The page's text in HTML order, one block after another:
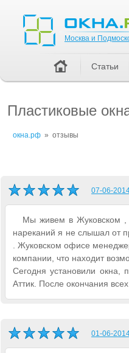
Пластиковые
окна.рф » отзывы
07-06-
Мы живем в Жуковском ,
нареканий я не слышал от
. Жуковском офисе
компании, что находит
Сегодня установили окна,
Аттик. После окончания
01-06-
Москва и
Статьи